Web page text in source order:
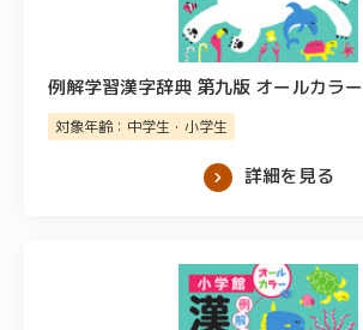
例解学習漢字辞典 第九版 オールカラー
対象年齢：中学生・小学生
詳細を見る